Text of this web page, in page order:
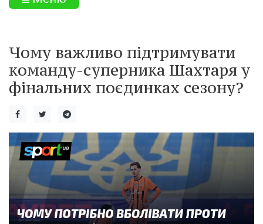
Чому важливо підтримувати
команду-суперника Шахтаря у
фінальних поєдинках сезону?